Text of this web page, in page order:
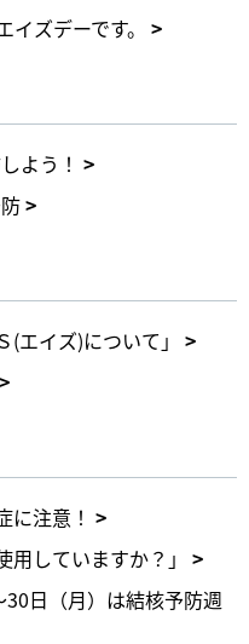
ズデーです。
よう！
イズ)について」
注意！
していますか？」
日（月）は結核予防週